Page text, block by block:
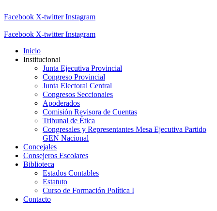
Facebook X-twitter Instagram
Facebook X-twitter Instagram
Inicio
Institucional
Junta Ejecutiva Provincial
Congreso Provincial
Junta Electoral Central
Congresos Seccionales
Apoderados
Comisión Revisora de Cuentas
Tribunal de Ética
Congresales y Representantes Mesa Ejecutiva Partido
GEN Nacional
Concejales
Consejeros Escolares
Biblioteca
Estados Contables
Estatuto
Curso de Formación Política I
Contacto